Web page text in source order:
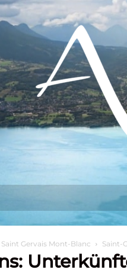
tun?
Gervais Mont-Blanc Saint-